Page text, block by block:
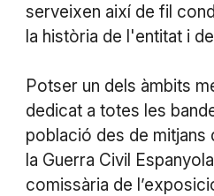
serveixen així de fil
la història de l'entitat i
Potser un dels àmbits
dedicat a totes les
població des de mitjans
la Guerra Civil
comissària de